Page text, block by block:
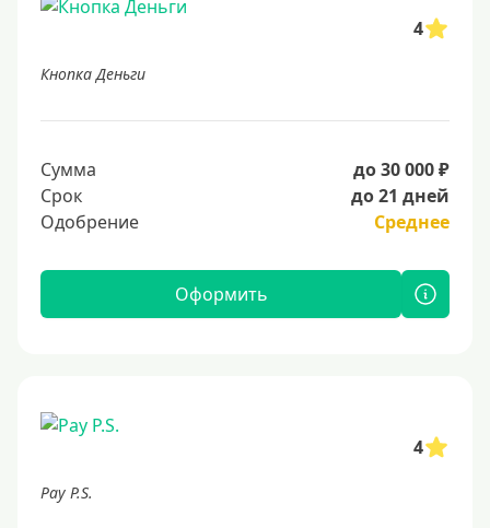
4
Кнопка Деньги
Сумма
до 30 000 ₽
Срок
до 21 дней
Одобрение
Среднее
Оформить
4
Pay P.S.